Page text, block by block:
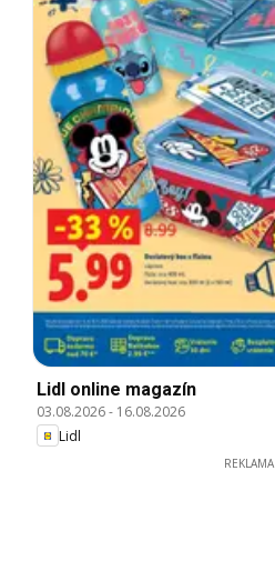
Lidl online magazín
03.08.2026- 16.08.2026
Lidl
REKLAMA